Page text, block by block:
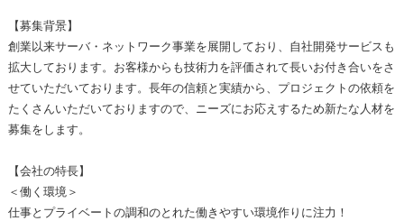
【募集背景】
創業以来サーバ・ネットワーク事業を展開しており、自社開発サービスも
拡大しております。お客様からも技術力を評価されて長いお付き合いをさ
せていただいております。長年の信頼と実績から、プロジェクトの依頼を
たくさんいただいておりますので、ニーズにお応えするため新たな人材を
募集をします。
【会社の特長】
＜働く環境＞
仕事とプライベートの調和のとれた働きやすい環境作りに注力！